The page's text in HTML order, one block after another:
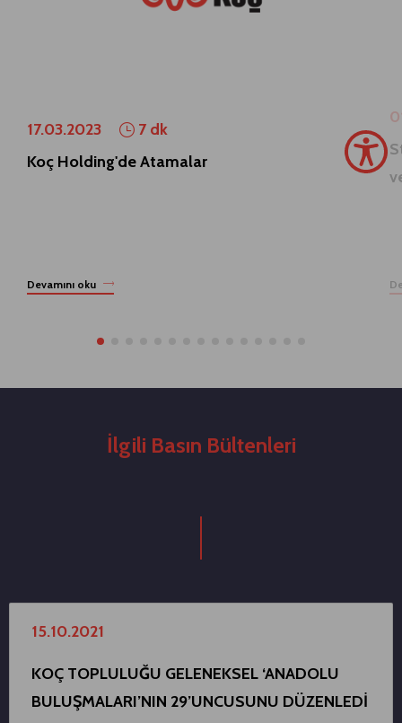
17.03.2023
7 dk
Koç Holding'de Atamalar
Devamını oku
İlgili Basın Bültenleri
15.10.2021
KOÇ TOPLULUĞU GELENEKSEL ‘ANADOLU
BULUŞMALARI’NIN 29’UNCUSUNU DÜZENLEDİ